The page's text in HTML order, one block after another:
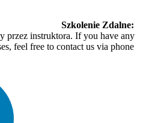
Szkolenie Zdalne:
przez instruktora. If you have any
feel free to contact us via phone